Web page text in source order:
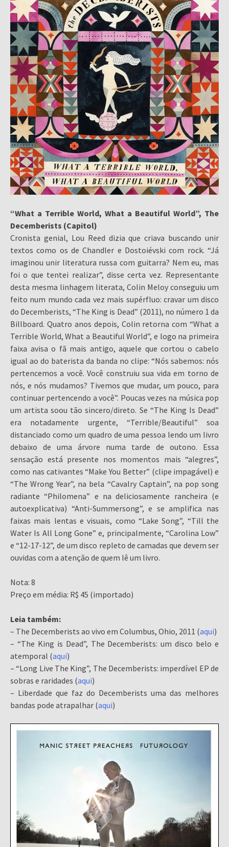
“What a Terrible World, What a Beautiful World”, The
Decemberists (Capitol)
Cronista genial, Lou Reed dizia que criava buscando unir
textos como os de Chandler e Dostoiévski com rock. “Já
imaginou unir literatura russa com guitarra? Nem eu, mas
foi o que tentei realizar”, disse certa vez. Representante
desta mesma linhagem literata, Colin Meloy conseguiu um
feito num mundo cada vez mais supérfluo: cravar um disco
do Decemberists, “The King is Dead” (2011), no número 1 da
Billboard. Quatro anos depois, Colin retorna com “What a
Terrible World, What a Beautiful World”, e logo na primeira
faixa avisa o fã mais antigo, aquele que cortou o cabelo
igual ao do baterista da banda no clipe: “Nós sabemos: nós
pertencemos a você. Você construiu sua vida em torno de
nós, e nós mudamos? Tivemos que mudar, um pouco, para
continuar pertencendo a você”. Poucas vezes na música pop
um artista soou tão sincero/direto. Se “The King Is Dead”
era notadamente urgente, “Terrible/Beautiful” soa
distanciado como um quadro de uma pessoa lendo um livro
debaixo de uma árvore numa tarde de outono. Essa
sensação está presente nos momentos mais “alegres”,
como nas cativantes “Make You Better” (clipe impagável) e
“The Wrong Year”, na bela “Cavalry Captain”, na pop song
radiante “Philomena” e na deliciosamente rancheira (e
autoexplicativa) “Anti-Summersong”, e se amplifica nas
faixas mais lentas e visuais, como “Lake Song”, “Till the
Water Is All Long Gone” e, principalmente, “Carolina Low”
e “12-17-12”, de um disco repleto de camadas que devem ser
ouvidas com a atenção de quem lê um livro.
Nota: 8
Preço em média: R$ 45 (importado)
Leia também:
– The Decemberists ao vivo em Columbus, Ohio, 2011 (aqui)
– “The King is Dead”, The Decemberists: um disco belo e
atemporal (aqui)
– “Long Live The King”, The Decemberists: imperdível EP de
sobras e raridades (aqui)
– Liberdade que faz do Decemberists uma das melhores
bandas pode atrapalhar (aqui)